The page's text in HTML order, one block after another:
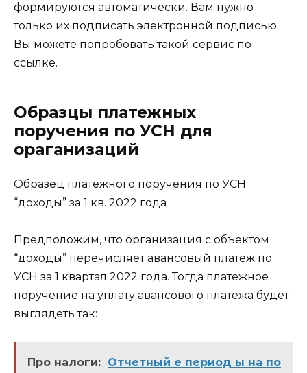
формируются автоматически. Вам нужно
только их подписать электронной подписью.
Вы можете попробовать такой сервис по
ссылке.
Образцы платежных
поручения по УСН для
ораганизаций
Образец платежного поручения по УСН
“доходы” за 1 кв. 2022 года
Предположим, что организация с объектом
“доходы” перечисляет авансовый платеж по
УСН за 1 квартал 2022 года. Тогда платежное
поручение на уплату авансового платежа будет
выглядеть так:
Про налоги: Отчетный е период ы на по